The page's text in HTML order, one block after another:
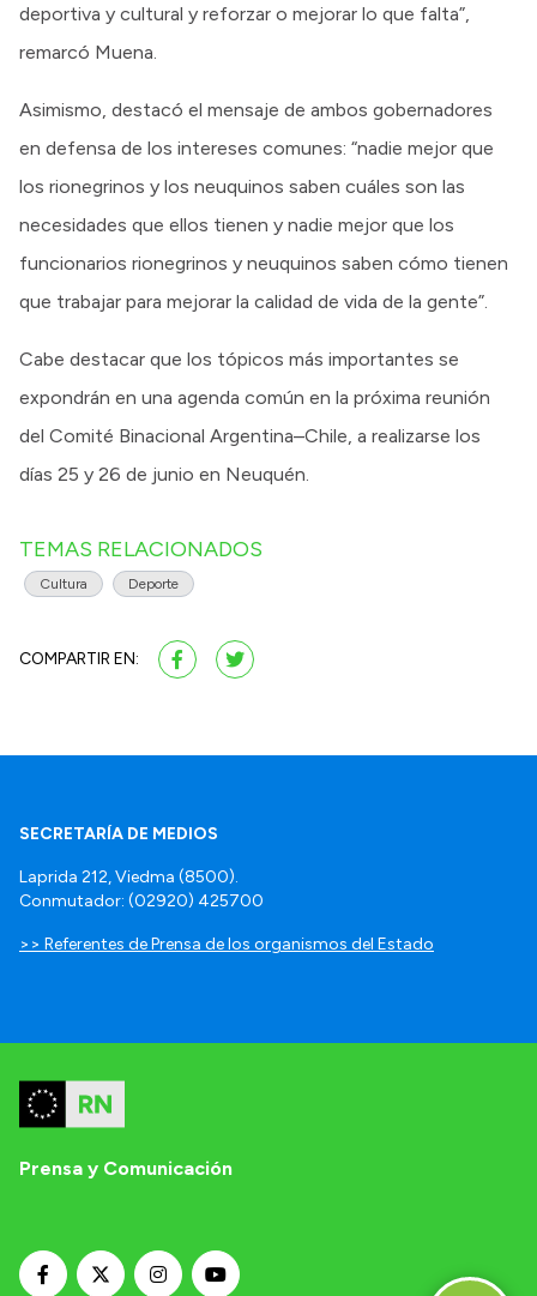
deportiva y cultural y reforzar o mejorar lo que falta”,
remarcó Muena.
Asimismo, destacó el mensaje de ambos gobernadores
en defensa de los intereses comunes: “nadie mejor que
los rionegrinos y los neuquinos saben cuáles son las
necesidades que ellos tienen y nadie mejor que los
funcionarios rionegrinos y neuquinos saben cómo tienen
que trabajar para mejorar la calidad de vida de la gente”.
Cabe destacar que los tópicos más importantes se
expondrán en una agenda común en la próxima reunión
del Comité Binacional Argentina–Chile, a realizarse los
días 25 y 26 de junio en Neuquén.
TEMAS RELACIONADOS
Cultura Deporte
COMPARTIR EN:
SECRETARÍA DE MEDIOS
Laprida 212, Viedma (8500).
Conmutador: (02920) 425700
>> Referentes de Prensa de los organismos del Estado
Prensa y Comunicación